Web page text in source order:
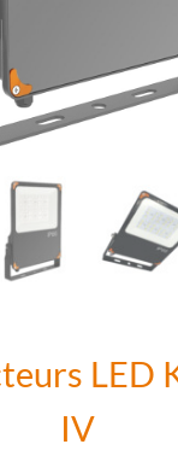
LED
IV